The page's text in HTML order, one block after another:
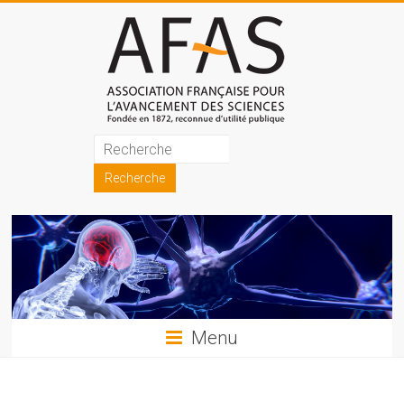
Association
française
pour
l'avancement
des
sciences
Menu